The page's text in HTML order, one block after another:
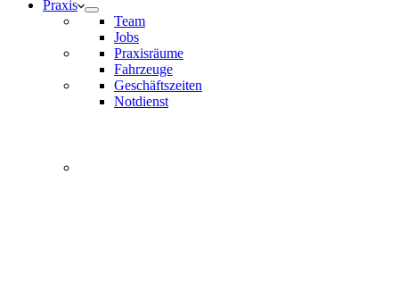
Praxis
Team
Jobs
Praxisräume
Fahrzeuge
Geschäftszeiten
Notdienst